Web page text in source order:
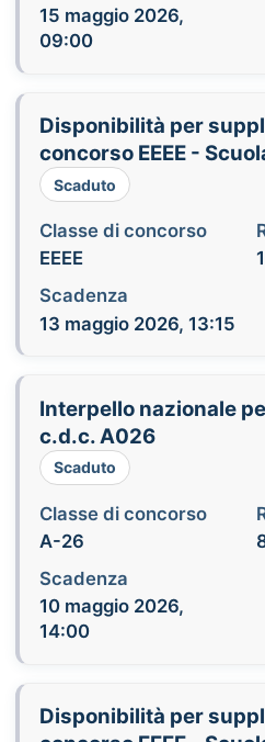
15 maggio 2026,
09:00
Disponibilità per
concorso EEEE -
Scaduto
Classe di concorso
EEEE
Scadenza
13 maggio 2026, 13:15
Interpello nazionale
c.d.c. A026
Scaduto
Classe di concorso
A-26
Scadenza
10 maggio 2026,
14:00
Disponibilità per